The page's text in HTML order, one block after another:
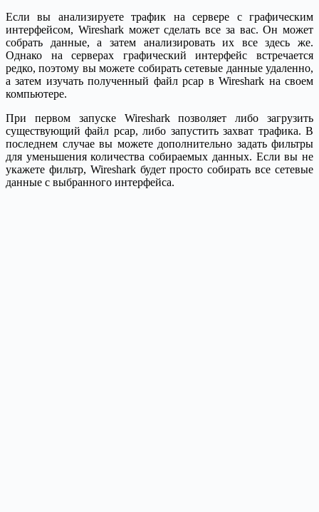
Если вы анализируете трафик на сервере с графическим
интерфейсом, Wireshark может сделать все за вас. Он может
собрать данные, а затем анализировать их все здесь же.
Однако на серверах графический интерфейс встречается
редко, поэтому вы можете собирать сетевые данные удаленно,
а затем изучать полученный файл pcap в Wireshark на своем
компьютере.
При первом запуске Wireshark позволяет либо загрузить
существующий файл pcap, либо запустить захват трафика. В
последнем случае вы можете дополнительно задать фильтры
для уменьшения количества собираемых данных. Если вы не
укажете фильтр, Wireshark будет просто собирать все сетевые
данные с выбранного интерфейса.